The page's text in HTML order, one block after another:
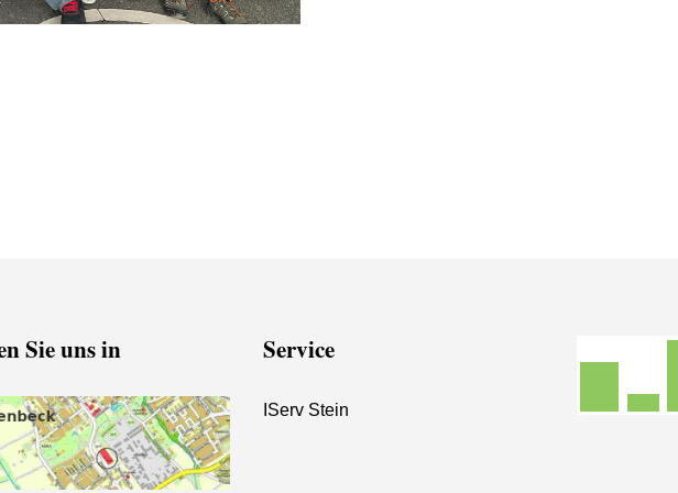
8 entdecken ihre Stärken und Potenziale
Young Storyteller Award
Sie uns in Service
IServ Stein